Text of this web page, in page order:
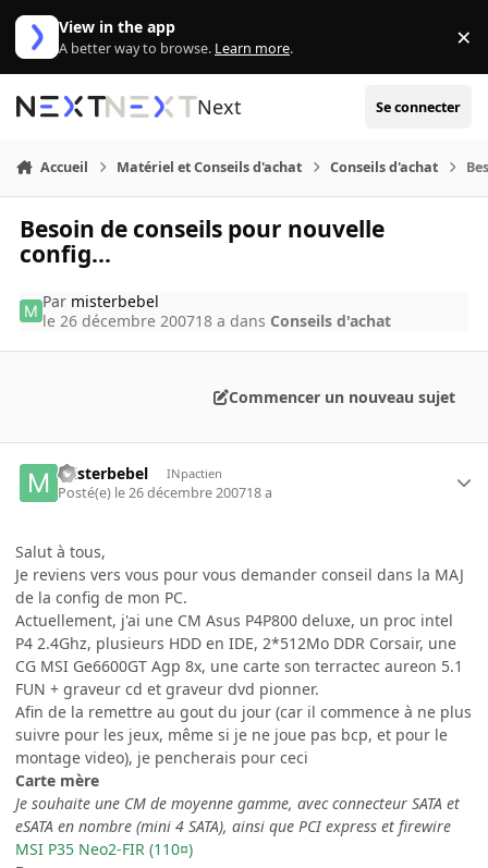
Aller au contenu
View in the app
A better way to browse. Learn more. ×
Next Se connecter
Accueil Matériel et Conseils d'achat Conseils d'achat
Besoin de conseils pour nouvelle
config...
Par misterbebel
le 26 décembre 200718 a dans Conseils d'achat
Commencer un nouveau sujet
misterbebel INpactien
Posté(e) le 26 décembre 200718 a
Salut à tous,
Je reviens vers vous pour vous demander conseil dans la MAJ
de la config de mon PC.
Actuellement, j'ai une CM Asus P4P800 deluxe, un proc intel
P4 2.4Ghz, plusieurs HDD en IDE, 2*512Mo DDR Corsair, une
CG MSI Ge6600GT Agp 8x, une carte son terractec aureon 5.1
FUN + graveur cd et graveur dvd pionner.
Afin de la remettre au gout du jour (car il commence à ne plus
suivre pour les jeux, même si je ne joue pas bcp, et pour le
montage video), je pencherais pour ceci
Carte mère
Je souhaite une CM de moyenne gamme, avec connecteur SATA et
eSATA en nombre (mini 4 SATA), ainsi que PCI express et firewire
MSI P35 Neo2-FIR (110¤)